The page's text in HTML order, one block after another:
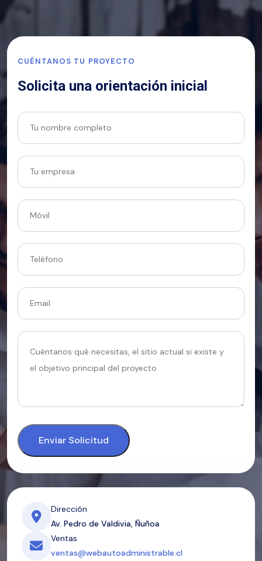
CUÉNTANOS TU PROYECTO
Solicita una orientación inicial
Enviar Solicitud
Dirección
Av. Pedro de Valdivia, Ñuñoa
Ventas
ventas@webautoadministrable.cl